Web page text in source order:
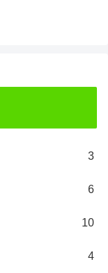
3
6
10
4